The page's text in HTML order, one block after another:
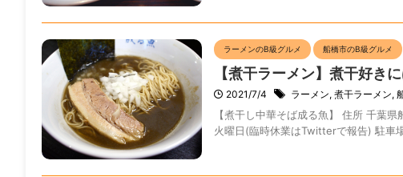
ラーメンのB級グルメ 船橋市のB級グルメ
【煮干ラーメン】煮干好き
2021/7/4 ラーメン, 煮干ラーメン,
【煮干し中華そば成る魚】 住所 千葉
火曜日(臨時休業はTwitterで報告) 駐車